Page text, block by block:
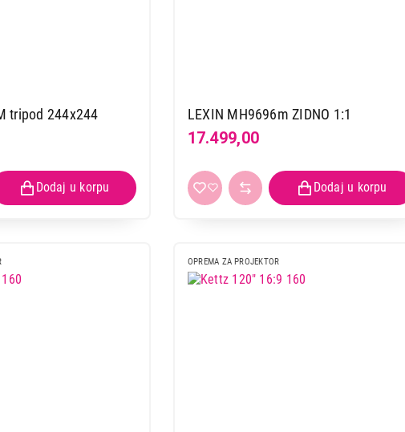
tripod 244x244 LEXIN MH9696m ZIDNO 1:1
17.499,00
OPREMA ZA PROJEKTOR